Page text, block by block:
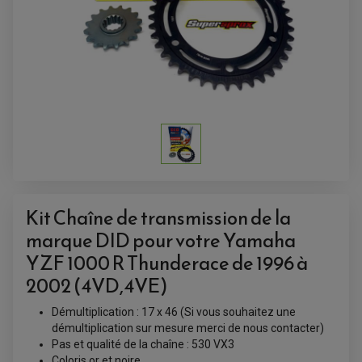
ACCESSOIRES QUAD
ACCESSOIRES ANODISES POUR QUAD
BOUCHON DE RÉSERVOIR QUAD
KIT DÉCO QUAD / SSV
KIT POIGNÉE DE GAZ QUAD
POIGNÉE QUAD
PROTÈGE-MAINS
Kit Chaîne de transmission de la
marque DID pour votre Yamaha
YZF 1000 R Thunderace de 1996 à
2002 (4VD,4VE)
Démultiplication : 17 x 46 (Si vous souhaitez une
démultiplication sur mesure merci de nous contacter)
Pas et qualité de la chaîne : 530 VX3